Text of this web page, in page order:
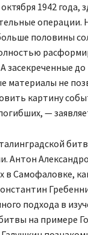
1942 года,
операции.
половины
засекреченные
материалы не
картину
—
Антон
в Самофаловке,
подхода в
на примере